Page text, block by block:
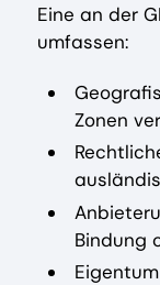
Eine an der
umfassen:
Zonen
Bindung